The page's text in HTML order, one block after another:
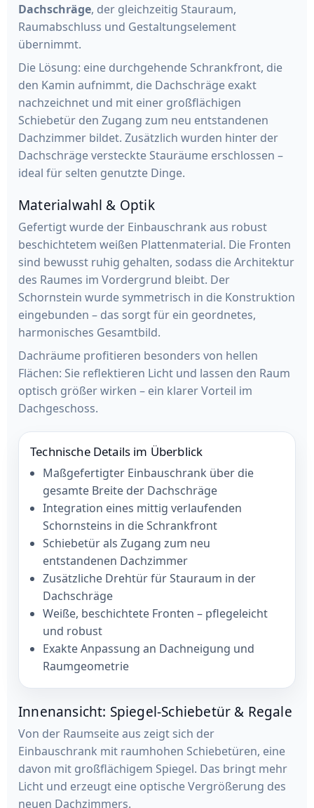
Dachschräge, der gleichzeitig Stauraum,
Raumabschluss und Gestaltungselement
übernimmt.
Die Lösung: eine durchgehende Schrankfront, die
den Kamin aufnimmt, die Dachschräge exakt
nachzeichnet und mit einer großflächigen
Schiebetür den Zugang zum neu entstandenen
Dachzimmer bildet. Zusätzlich wurden hinter der
Dachschräge versteckte Stauräume erschlossen –
ideal für selten genutzte Dinge.
Materialwahl & Optik
Gefertigt wurde der Einbauschrank aus robust
beschichtetem weißen Plattenmaterial. Die Fronten
sind bewusst ruhig gehalten, sodass die Architektur
des Raumes im Vordergrund bleibt. Der
Schornstein wurde symmetrisch in die Konstruktion
eingebunden – das sorgt für ein geordnetes,
harmonisches Gesamtbild.
Dachräume profitieren besonders von hellen
Flächen: Sie reflektieren Licht und lassen den Raum
optisch größer wirken – ein klarer Vorteil im
Dachgeschoss.
Technische Details im Überblick
Maßgefertigter Einbauschrank über die
gesamte Breite der Dachschräge
Integration eines mittig verlaufenden
Schornsteins in die Schrankfront
Schiebetür als Zugang zum neu
entstandenen Dachzimmer
Zusätzliche Drehtür für Stauraum in der
Dachschräge
Weiße, beschichtete Fronten – pflegeleicht
und robust
Exakte Anpassung an Dachneigung und
Raumgeometrie
Innenansicht: Spiegel-Schiebetür & Regale
Von der Raumseite aus zeigt sich der
Einbauschrank mit raumhohen Schiebetüren, eine
davon mit großflächigem Spiegel. Das bringt mehr
Licht und erzeugt eine optische Vergrößerung des
neuen Dachzimmers.